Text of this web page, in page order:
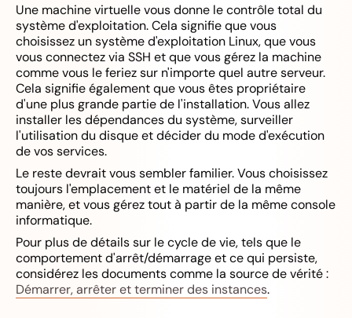
Une machine virtuelle vous donne le contrôle total du
système d'exploitation. Cela signifie que vous
choisissez un système d'exploitation Linux, que vous
vous connectez via SSH et que vous gérez la machine
comme vous le feriez sur n'importe quel autre serveur.
Cela signifie également que vous êtes propriétaire
d'une plus grande partie de l'installation. Vous allez
installer les dépendances du système, surveiller
l'utilisation du disque et décider du mode d'exécution
de vos services.
Le reste devrait vous sembler familier. Vous choisissez
toujours l'emplacement et le matériel de la même
manière, et vous gérez tout à partir de la même console
informatique.
Pour plus de détails sur le cycle de vie, tels que le
comportement d'arrêt/démarrage et ce qui persiste,
considérez les documents comme la source de vérité :
Démarrer, arrêter et terminer des instances.